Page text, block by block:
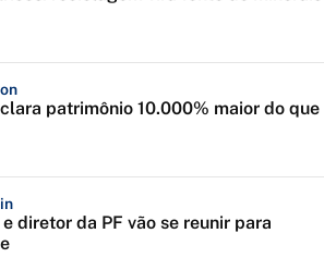
patrimônio 10.000% maior do que
diretor da PF vão se reunir para